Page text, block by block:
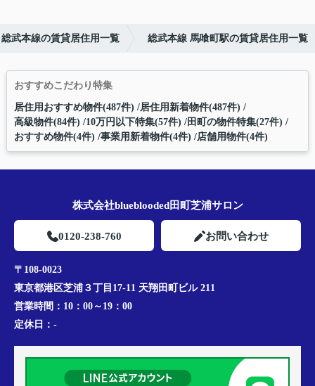
総武本線の賃貸居住用一覧 総武本線 馬喰町駅の賃貸居住用一覧
おすすめこだわり特集
居住用おすすめ物件(487件) 居住用新着物件(487件)
高級物件(84件) 10万円以下特集(57件) 田町の物件特集(27件)
おすすめ物件(4件) 事業用新着物件(4件) 店舗用物件(4件)
株式会社blueblooded田町芝浦サロン
0120-238-760 お問い合わせ
〒108-0023
東京都港区芝浦３丁目17-11 天翔田町ビル 211
営業時間： 10：00～19：00
定休日： -